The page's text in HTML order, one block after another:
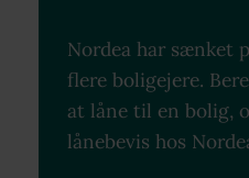
Nordea har sænket
flere boligejere.
at låne til en bolig,
lånebevis hos